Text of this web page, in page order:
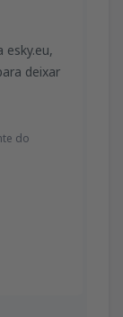
esky.eu,
deixar
do